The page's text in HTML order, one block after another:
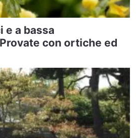
e a bassa
con ortiche ed